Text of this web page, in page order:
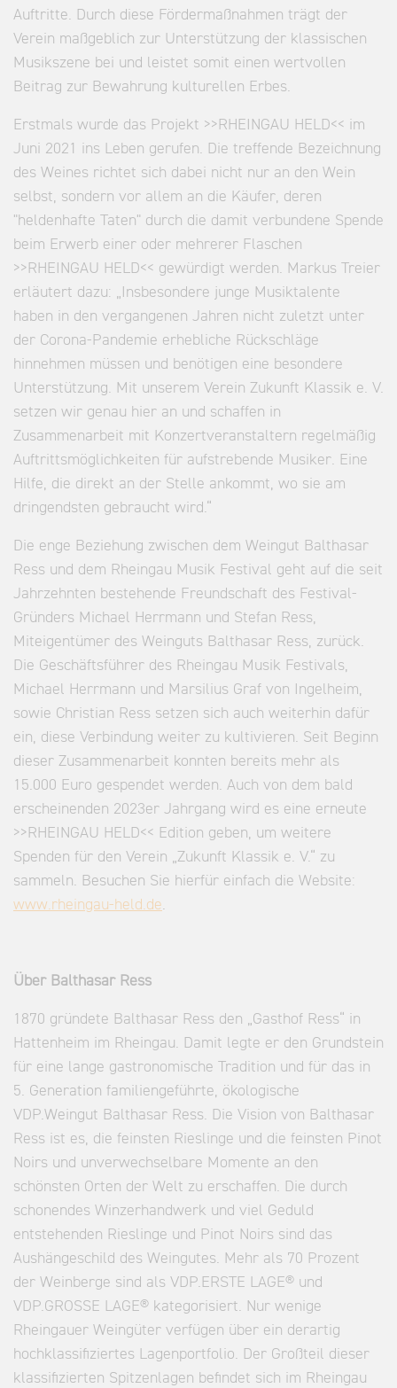
Auftritte. Durch diese Fördermaßnahmen trägt der
Verein maßgeblich zur Unterstützung der klassischen
Musikszene bei und leistet somit einen wertvollen
Beitrag zur Bewahrung kulturellen Erbes.
Erstmals wurde das Projekt >>RHEINGAU HELD<< im
Juni 2021 ins Leben gerufen. Die treffende Bezeichnung
des Weines richtet sich dabei nicht nur an den Wein
selbst, sondern vor allem an die Käufer, deren
"heldenhafte Taten" durch die damit verbundene Spende
beim Erwerb einer oder mehrerer Flaschen
>>RHEINGAU HELD<< gewürdigt werden. Markus Treier
erläutert dazu: „Insbesondere junge Musiktalente
haben in den vergangenen Jahren nicht zuletzt unter
der Corona-Pandemie erhebliche Rückschläge
hinnehmen müssen und benötigen eine besondere
Unterstützung. Mit unserem Verein Zukunft Klassik e. V.
setzen wir genau hier an und schaffen in
Zusammenarbeit mit Konzertveranstaltern regelmäßig
Auftrittsmöglichkeiten für aufstrebende Musiker. Eine
Hilfe, die direkt an der Stelle ankommt, wo sie am
dringendsten gebraucht wird.“
Die enge Beziehung zwischen dem Weingut Balthasar
Ress und dem Rheingau Musik Festival geht auf die seit
Jahrzehnten bestehende Freundschaft des Festival-
Gründers Michael Herrmann und Stefan Ress,
Miteigentümer des Weinguts Balthasar Ress, zurück.
Die Geschäftsführer des Rheingau Musik Festivals,
Michael Herrmann und Marsilius Graf von Ingelheim,
sowie Christian Ress setzen sich auch weiterhin dafür
ein, diese Verbindung weiter zu kultivieren. Seit Beginn
dieser Zusammenarbeit konnten bereits mehr als
15.000 Euro gespendet werden. Auch von dem bald
erscheinenden 2023er Jahrgang wird es eine erneute
>>RHEINGAU HELD<< Edition geben, um weitere
Spenden für den Verein „Zukunft Klassik e. V.“ zu
sammeln. Besuchen Sie hierfür einfach die Website:
www.rheingau-held.de
Über Balthasar Ress
1870 gründete Balthasar Ress den „Gasthof Ress“ in
Hattenheim im Rheingau. Damit legte er den Grundstein
für eine lange gastronomische Tradition und für das in
5. Generation familiengeführte, ökologische
VDP.Weingut Balthasar Ress. Die Vision von Balthasar
Ress ist es, die feinsten Rieslinge und die feinsten Pinot
Noirs und unverwechselbare Momente an den
schönsten Orten der Welt zu erschaffen. Die durch
schonendes Winzerhandwerk und viel Geduld
entstehenden Rieslinge und Pinot Noirs sind das
Aushängeschild des Weingutes. Mehr als 70 Prozent
der Weinberge sind als VDP.ERSTE LAGE® und
VDP.GROSSE LAGE® kategorisiert. Nur wenige
Rheingauer Weingüter verfügen über ein derartig
hochklassifiziertes Lagenportfolio. Der Großteil dieser
klassifizierten Spitzenlagen befindet sich im Rheingau